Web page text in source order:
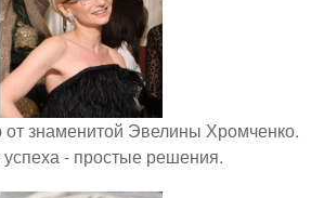
знаменитой Эвелины Хромченко.
успеха - простые решения.